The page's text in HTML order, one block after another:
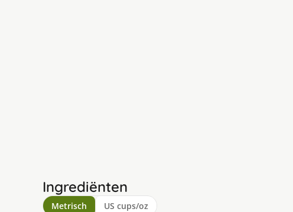
Ingrediënten
Metrisch US cups/oz